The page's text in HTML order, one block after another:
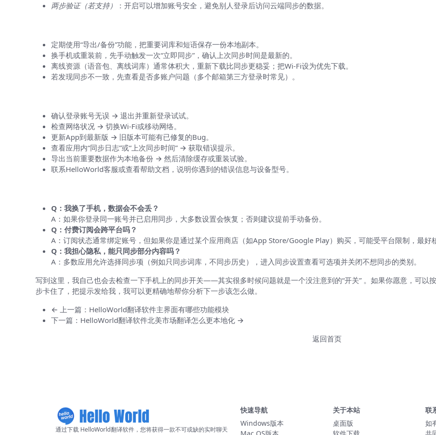
两步验证（若支持）
：开启可以增加账号安全，避免别人登录后访问云端同步的数据。
定期使用“导出/备份”功能，把重要词库和短语保存一份本地副本。
换手机或重装前，先手动触发一次“立即同步”，确认上次同步时间是最新的。
离线资源（语音包、离线词库）通常体积大，重新下载比同步更稳妥；把Wi‑Fi设为优先下载。
若发现同步不一致，先查看是否多账户问题（多个邮箱第三方登录时常见）。
确认登录账号无误 → 退出并重新登录试试。
检查网络状况 → 切换Wi‑Fi或移动网络。
更新App到最新版 → 旧版本可能有已修复的Bug。
查看应用内“同步日志”或“上次同步时间” → 获取错误提示。
导出当前重要数据作为本地备份 → 然后清除缓存或重装试验。
联系HelloWorld客服或查看帮助文档，说明你遇到的错误信息与设备型号。
Q：我换了手机，数据会不会丢？
A：如果你登录同一账号并已启用同步，大多数设置会恢复；否则建议提前手动备份。
Q：付费订阅会跨平台吗？
A：订阅状态通常绑定账号，但如果你是通过某个应用商店（如App Store/Google Play）购买，可能受平台限制，最好
Q：我担心隐私，能只同步部分内容吗？
A：多数应用允许选择同步项（例如只同步词库，不同步历史），进入同步设置查看可选项并关闭不想同步的类别。
写到这里，我自己也会去检查一下手机上的同步开关——其实很多时候问题就是一个没注意到的“开关” 。如果你愿意，可以
步卡住了，把提示发给我，我可以更精确地帮你分析下一步该怎么做。
← 上一篇：HelloWorld翻译软件主界面有哪些功能模块
下一篇：HelloWorld翻译软件北美市场翻译怎么更本地化 →
返回首页
通过下载 HelloWorld翻译软件，您将获得一款不可或缺的实时聊天
快速导航
Windows版本
关于本站
桌面版
联
如